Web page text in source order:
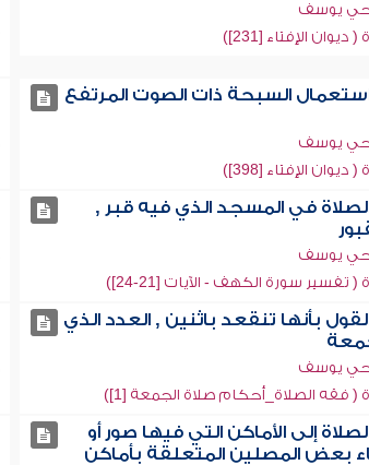
يوسف
الإفتاء [231])
السبحة ذات الصوت المرتفع
يوسف
الإفتاء [398])
في المسجد الذي فيه قبر ,
يوسف
سورة الكهف - الآيات [21-24])
بأنها تنقعد باثنين , العدد الذي
يوسف
فقه الصلاة_أحكام صلاة الجمعة [1])
إلى الأماكن التي فيها صور أو
بعض المصلين المتعلقة بأماكن